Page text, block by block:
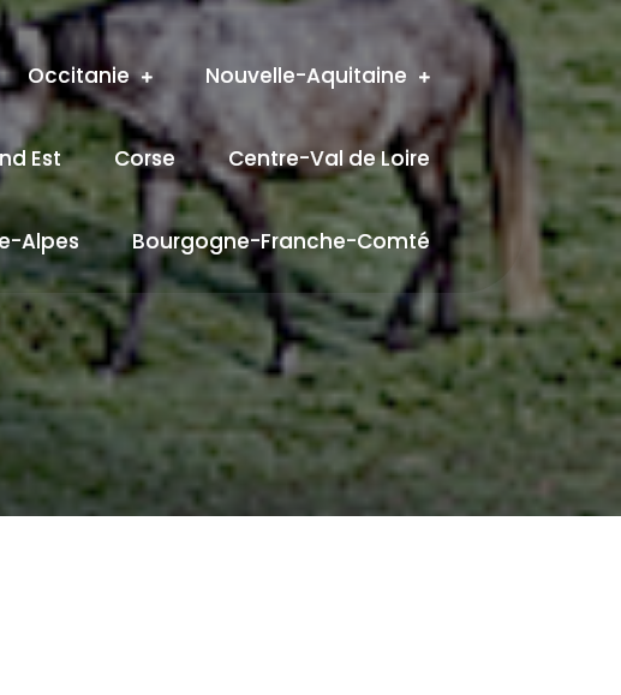
Occitanie Nouvelle-Aquitaine
Est Corse Centre-Val de Loire
Alpes Bourgogne-Franche-Comté